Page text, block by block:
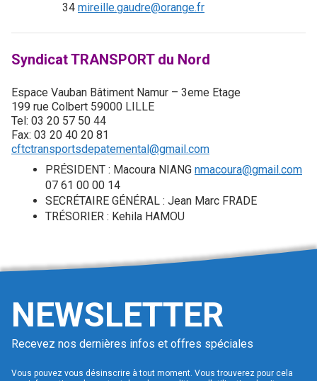
34 mireille.gaudre@orange.fr
Syndicat TRANSPORT du Nord
Espace Vauban Bâtiment Namur – 3eme Etage
199 rue Colbert 59000 LILLE
Tel: 03 20 57 50 44
Fax: 03 20 40 20 81
cftctransportsdepatemental@gmail.com
PRÉSIDENT : Macoura NIANG nmacoura@gmail.com
07 61 00 00 14
SECRÉTAIRE GÉNÉRAL : Jean Marc FRADE
TRÉSORIER : Kehila HAMOU
NEWSLETTER
Recevez nos dernières infos et offres spéciales
Vous pouvez vous désinscrire à tout moment. Vous trouverez pour cela